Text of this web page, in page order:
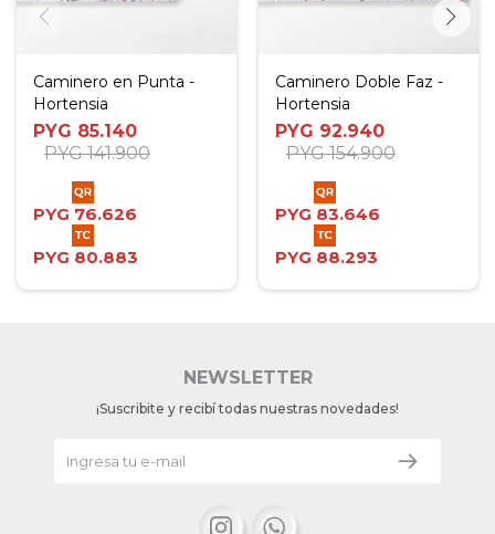
Caminero en Punta -
Hortensia
PYG 85.140
PYG 141.900
PYG 76.626
PYG 80.883
Caminero Doble Faz -
Hortensia
PYG 92.940
PYG 154.900
PYG 83.646
PYG 88.293
NEWSLETTER
¡Suscribite y recibí todas nuestras novedades!
 